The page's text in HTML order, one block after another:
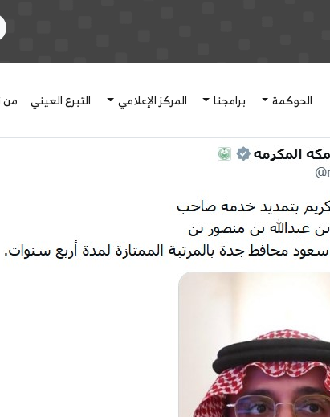
الحوكمة برامجنا المركز الإعلامي التبرع العيني من